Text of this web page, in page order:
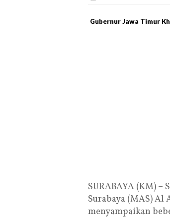
Gubernur Jawa Timur
SURABAYA (KM)
Surabaya (MAS) Al
menyampaikan